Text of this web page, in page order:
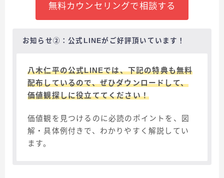
無料カウンセリングで相談する
お知らせ②：公式LINEがご好評頂いています！
八木仁平の公式LINEでは、下記の特典も無料
配布しているので、ぜひダウンロードして、
価値観探しに役立ててください！
価値観を見つけるのに必読のポイントを、図
解・具体例付きで、わかりやすく解説してい
ます。